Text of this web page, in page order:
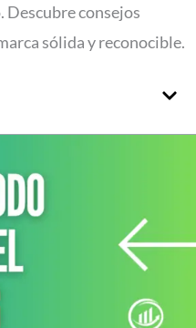
Descubre consejos
sólida y reconocible.